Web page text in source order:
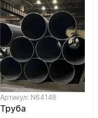
Артикул: N64148
Труба